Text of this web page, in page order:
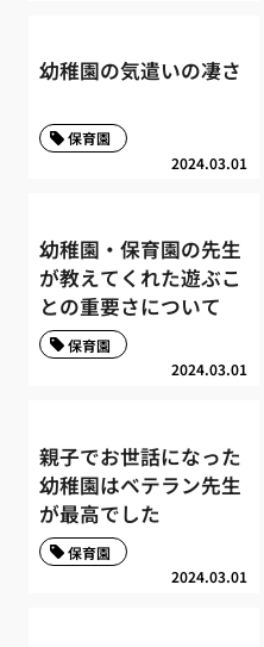
幼稚園の気遣いの凄さ
2024.03.01
保育園
幼稚園・保育園の先生
が教えてくれた遊ぶこ
との重要さについて
2024.03.01
保育園
親子でお世話になった
幼稚園はベテラン先生
が最高でした
2024.03.01
保育園